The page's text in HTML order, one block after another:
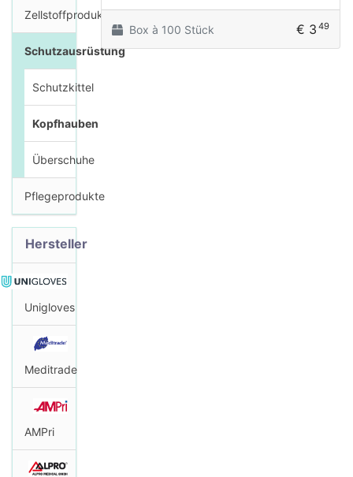
Zellstoffprodukte
Schutzausrüstung
Schutzkittel
Kopfhauben
Überschuhe
Pflegeprodukte
Hersteller
Unigloves
Meditrade
AMPri
Box à 100 Stück € 3 49